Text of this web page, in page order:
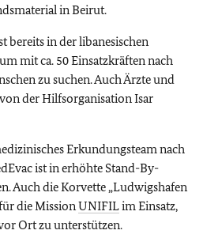
in Beirut.
bereits in der libanesischen
mit ca. 50 Einsatzkräften nach
zu suchen. Auch Ärzte und
der Hilfsorganisation Isar
Erkundungsteam nach
ist in erhöhte Stand-By-
Auch die Korvette „Ludwigshafen
die MissionUNIFILim Einsatz,
Ort zu unterstützen.